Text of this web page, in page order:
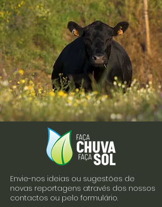
Envie-nos ideias ou sugestões de
novas reportagens através dos nossos
contactos ou pelo formulário.